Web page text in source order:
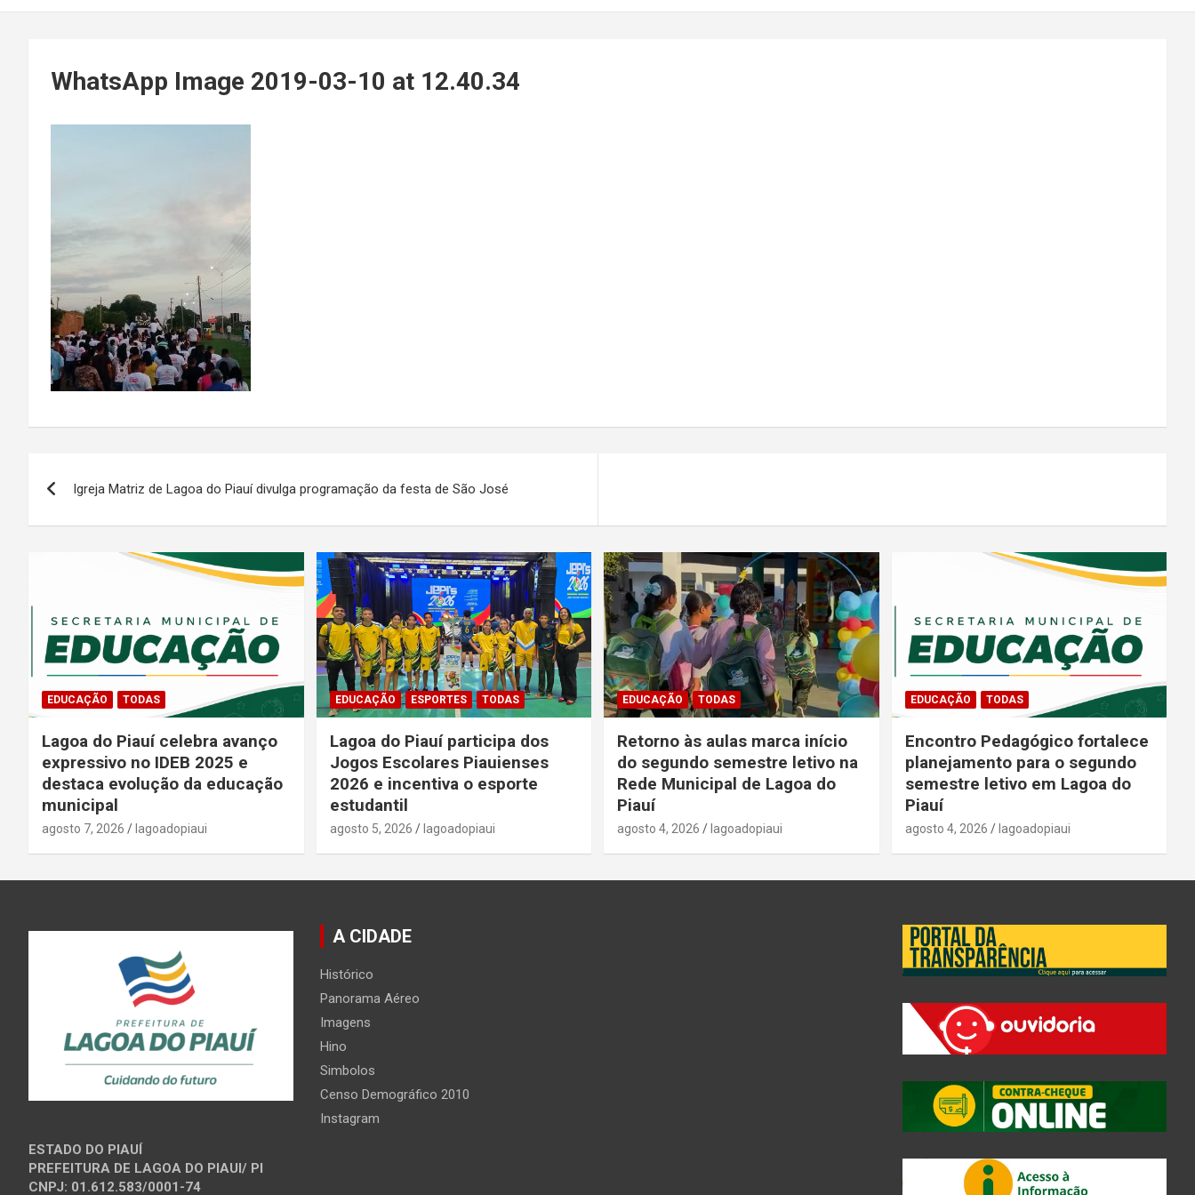
WhatsApp Image 2019-03-10 at 12.40.34
de
Igreja Matriz de Lagoa do Piauí divulga programação da festa de São José
EDUCAÇÃO TODAS
Lagoa do Piauí celebra avanço
expressivo no IDEB 2025 e
destaca evolução da educação
municipal
agosto 7, 2026 lagoadopiaui
EDUCAÇÃO ESPORTES TODAS
Lagoa do Piauí participa dos
Jogos Escolares Piauienses
2026 e incentiva o esporte
estudantil
agosto 5, 2026 lagoadopiaui
EDUCAÇÃO TODAS
Retorno às aulas marca início
do segundo semestre letivo na
Rede Municipal de Lagoa do
Piauí
agosto 4, 2026 lagoadopiaui
EDUCAÇÃO TODAS
Encontro Pedagógico fortalece
planejamento para o segundo
semestre letivo em Lagoa do
Piauí
agosto 4, 2026 lagoadopiaui
ESTADO DO PIAUÍ
PREFEITURA DE LAGOA DO PIAUI/ PI
CNPJ: 01.612.583/0001-74
A CIDADE
Histórico
Panorama Aéreo
Imagens
Hino
Simbolos
Censo Demográfico 2010
Instagram